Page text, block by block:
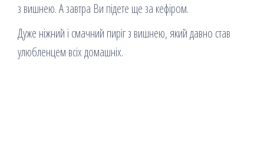
з вишнею. А завтра Ви підете ще за кефіром.
Дуже ніжний і смачний пиріг з вишнею, який давно став
улюбленцем всіх домашніх.